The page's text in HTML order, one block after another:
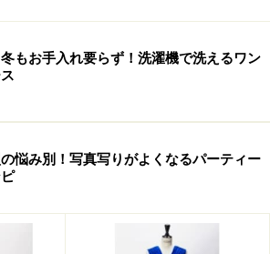
もお手入れ要らず！洗濯機で洗えるワン
悩み別！写真写りがよくなるパーティー